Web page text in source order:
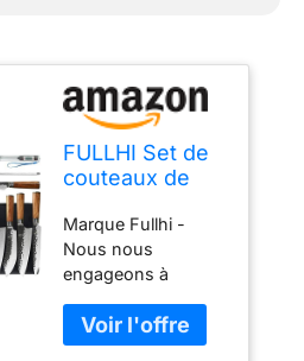
inoxydable et facile
à entretenir et qui
permet de garder la
pendant
longtemps. Manche
en bois : le manche
ergonomique en
bois massif
empêche la lame de
tomber
confortablement
FULLHI Set de
couteaux de
set de
couteaux de
cuisine avec
étui, couteau
de chef en
acier
Marque Fullhi -
Nous nous
engageons à
gamme complète
d'appareils de